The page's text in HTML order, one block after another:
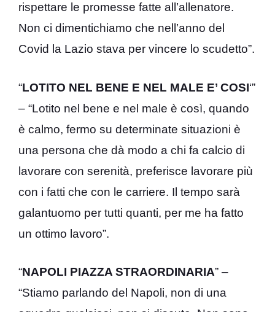
rispettare le promesse fatte all’allenatore.
Non ci dimentichiamo che nell’anno del
Covid la Lazio stava per vincere lo scudetto”.
“LOTITO NEL BENE E NEL MALE E’ COSI‘”
– “Lotito nel bene e nel male è così, quando
è calmo, fermo su determinate situazioni è
una persona che dà modo a chi fa calcio di
lavorare con serenità, preferisce lavorare più
con i fatti che con le carriere. Il tempo sarà
galantuomo per tutti quanti, per me ha fatto
un ottimo lavoro”.
“NAPOLI PIAZZA STRAORDINARIA” –
“Stiamo parlando del Napoli, non di una